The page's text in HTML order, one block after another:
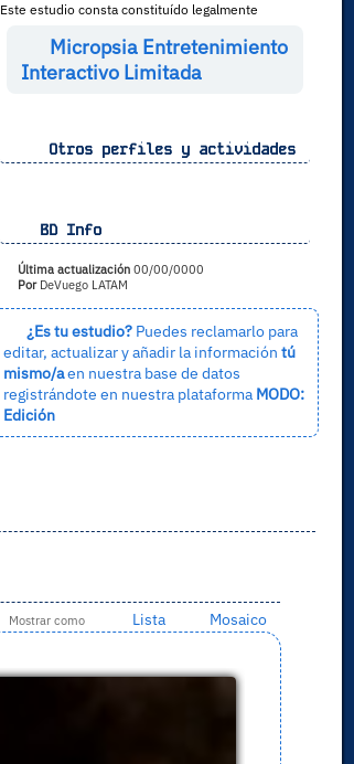
Este estudio consta constituído legalmente
Micropsia Entretenimiento
Interactivo Limitada
Otros perfiles y actividades
BD Info
Última actualización00/00/0000
PorDeVuego LATAM
¿Es tu estudio?Puedes reclamarlo para
editar, actualizar y añadir la información tú
mismo/aen nuestra base de datos
registrándote en nuestra plataforma MODO:
Edición
Mostrar como Lista Mosaico